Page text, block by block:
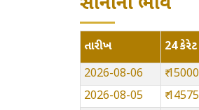
તારીખ 24
2026-08-06
₹ 15000
2026-08-05 ₹ 14575